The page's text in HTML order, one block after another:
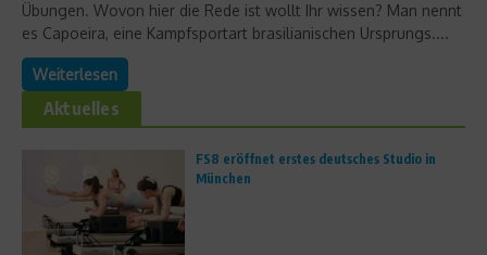
Übungen. Wovon hier die Rede ist wollt Ihr wissen? Man nennt
es Capoeira, eine Kampfsportart brasilianischen Ursprungs....
Weiterlesen
Aktuelles
FS8 eröffnet erstes deutsches Studio in
München